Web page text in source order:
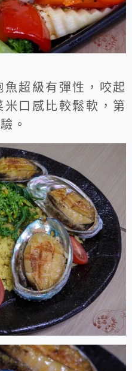
超級有彈性，咬起
口感比較鬆軟，第
。